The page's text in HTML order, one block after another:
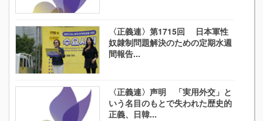
〈正義連〉第1715回 日本軍性
奴隷制問題解決のための定期水週
間報告...
〈正義連〉声明 「実用外交」と
いう名目のもとで失われた歴史的
正義、日韓...